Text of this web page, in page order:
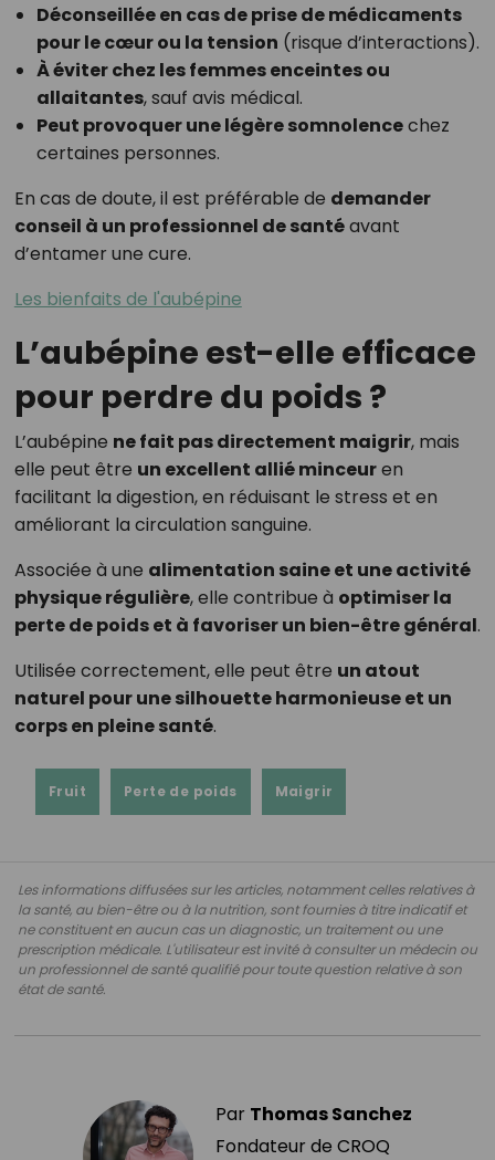
Déconseillée en cas de prise de médicaments
pour le cœur ou la tension (risque d’interactions).
À éviter chez les femmes enceintes ou
allaitantes, sauf avis médical.
Peut provoquer une légère somnolencechez
certaines personnes.
En cas de doute, il est préférable de demander
conseil à un professionnel de santéavant
d’entamer une cure.
Les bienfaits de l'aubépine
L’aubépine est-elle efficace
pour perdre du poids ?
L’aubépine ne fait pas directement maigrir, mais
elle peut être un excellent allié minceuren
facilitant la digestion, en réduisant le stress et en
améliorant la circulation sanguine.
Associée à une alimentation saine et une activité
physique régulière, elle contribue à optimiser la
perte de poids et à favoriser un bien-être général.
Utilisée correctement, elle peut être un atout
naturel pour une silhouette harmonieuse et un
corps en pleine santé.
Fruit Perte de poids Maigrir
Les informations diffusées sur les articles, notamment celles relatives à
la santé, au bien-être ou à la nutrition, sont fournies à titre indicatif et
ne constituent en aucun cas un diagnostic, un traitement ou une
prescription médicale. L'utilisateur est invité à consulter un médecin ou
un professionnel de santé qualifié pour toute question relative à son
état de santé.
Par Thomas Sanchez
Fondateur de CROQ